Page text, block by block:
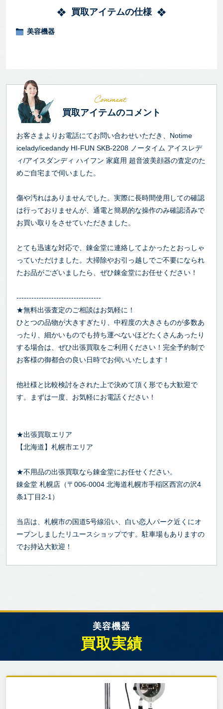
買取アイテムの仕様
美容機器
買取アイテムのコメント
お客さまよりお電話にてお問い合わせいただき、Notime
icelady/icedandy HI-FUN SKB-2208 ノータイム アイスレデ
ィ/アイスダンディ ハイフン 家庭用 超音波美顔器の査定のた
めご自宅まで伺いました。
傷や汚れはありませんでした。実際に長時間使用しての確認
は行っておりませんが、通電と簡易的な操作のみ確認済みで
お買い取りをさせていただきました。
とても迅速な対応で、錬金堂に連絡してよかったとおっしゃ
っていただけました。大掃除やお引っ越しでご不要になられ
たお品がございましたら、ぜひ錬金堂にお任せください！
----------------------------------
★無料出張査定のご相談はお気軽に！
ひとつの品物が大きすぎたり、中程度の大きさものが多数あ
ったり、細かいものでも持ち運べないほどたくさんあったり
する場合は、ぜひ出張買取をご利用ください！完全予約制で
お客様の御都合の良い日時でお伺いいたします！
他社様と比較検討をされた上で決めて頂く形でも大歓迎で
す。まずは一度、お気軽にお電話ください！
★出張買取エリア
【北海道】札幌市エリア
★不用品の出張買取なら錬金堂にお任せください。
錬金堂 札幌店（〒006-0004 北海道札幌市手稲区西宮の沢4
条1丁目2-1）
当店は、札幌市の国道5号線沿い、白い恋人パーク近くにオ
ープンしましたリユースショップです。駐車場もありますの
でお持込大歓迎！
美容機器
買取実績